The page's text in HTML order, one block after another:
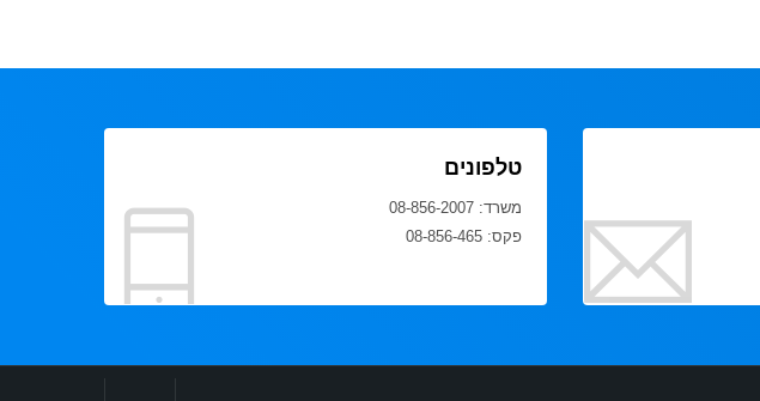
טלפונים
משרד: 08-856-2007
פקס: 08-856-465